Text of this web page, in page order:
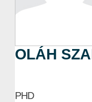
OLÁH
PHD